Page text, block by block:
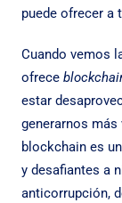
puede ofrecer a
Cuando vemos
ofrece
estar
generarnos
blockchain es
y desafiantes a
anticorrupción,